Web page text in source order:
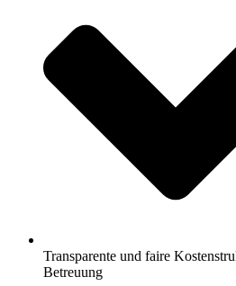
Transparente und faire
Betreuung